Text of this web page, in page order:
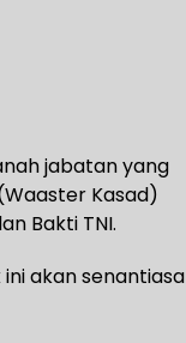
jabatan yang
Kasad)
Bakti TNI.
akan senantiasa